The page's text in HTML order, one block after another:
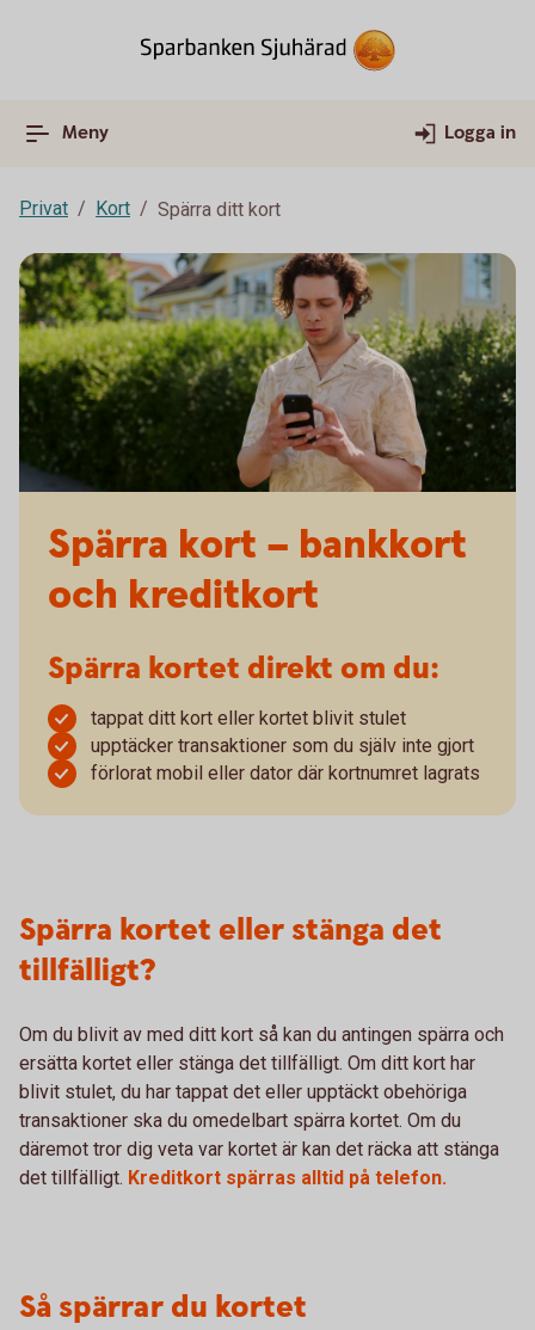
Meny Logga in
Privat Kort Spärra ditt kort
Spärra kort – bankkort
och kreditkort
Spärra kortet direkt om du:
tappat ditt kort eller kortet blivit stulet
upptäcker transaktioner som du själv inte gjort
förlorat mobil eller dator där kortnumret lagrats
Spärra kortet eller stänga det
tillfälligt?
Om du blivit av med ditt kort så kan du antingen spärra och
ersätta kortet eller stänga det tillfälligt. Om ditt kort har
blivit stulet, du har tappat det eller upptäckt obehöriga
transaktioner ska du omedelbart spärra kortet. Om du
däremot tror dig veta var kortet är kan det räcka att stänga
det tillfälligt. Kreditkort spärras alltid på telefon.
Så spärrar du kortet